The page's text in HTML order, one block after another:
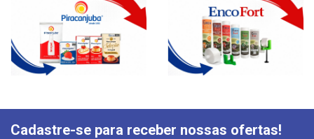
Cadastre-se para receber nossas ofertas!